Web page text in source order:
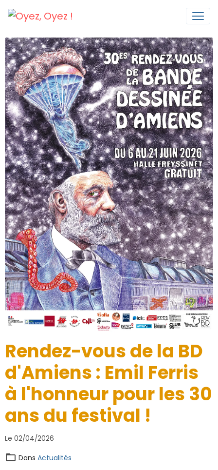
Rendez-vous de la BD
d'Amiens : Emil Ferris
à l'honneur pour les 30
ans du festival !
Le 02/04/2026
Dans Actualités